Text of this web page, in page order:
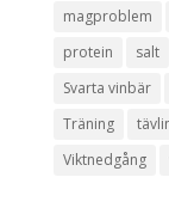
magproblem
protein
salt
Svarta vinbär
Träning
Viktnedgång